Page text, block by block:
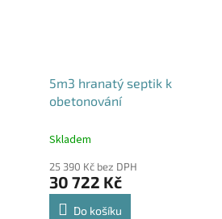
5m3 hranatý septik k
obetonování
Skladem
25 390 Kč bez DPH
30 722 Kč
Do košíku